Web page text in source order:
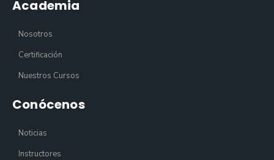
Academia
Nosotros
Certificación
Nuestros Cursos
Conócenos
Noticias
Instructores